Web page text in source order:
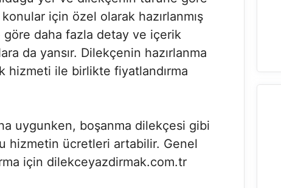
için özel olarak hazırlanmış
daha fazla detay ve içerik
da yansır. Dilekçenin hazırlanma
hizmeti ile birlikte fiyatlandırma
uygunken, boşanma dilekçesi gibi
hizmetin ücretleri artabilir. Genel
için dilekceyazdirmak.com.tr